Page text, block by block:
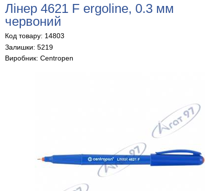
Лінер 4621 F ergoline, 0.3 мм
червоний
Код товару: 14803
Залишки: 5219
Виробник: Centropen